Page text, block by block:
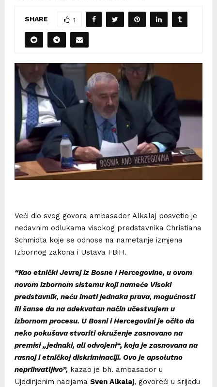
SHARE 1
Veći dio svog govora ambasador Alkalaj posvetio je
nedavnim odlukama visokog predstavnika Christiana
Schmidta koje se odnose na nametanje izmjena
Izbornog zakona i Ustava FBiH.
“Kao etnički Jevrej iz Bosne i Hercegovine, u ovom
novom izbornom sistemu koji nameće Visoki
predstavnik, neću imati jednaka prava, mogućnosti
ili šanse da na adekvatan način učestvujem u
izbornom procesu. U Bosni i Hercegovini je očito da
neko pokušava stvoriti okruženje zasnovano na
premisi „jednaki, ali odvojeni“, koja je zasnovana na
rasnoj i etničkoj diskriminaciji. Ovo je apsolutno
neprihvatljivo”, kazao je bh. ambasador u
Ujedinjenim nacijama Sven Alkalaj, govoreći u srijedu